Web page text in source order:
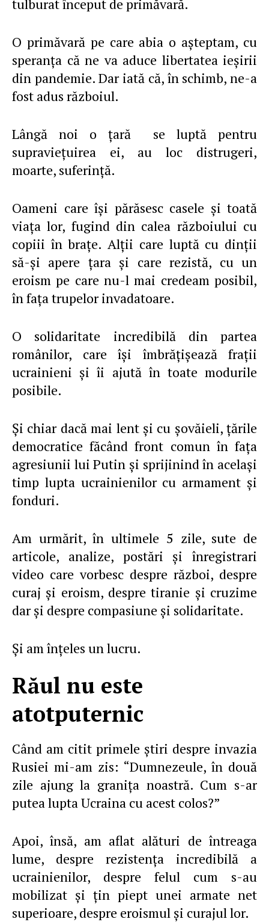
tulburat început de primăvară.
O primăvară pe care abia o aşteptam, cu
speranţa că ne va aduce libertatea ieşirii
din pandemie. Dar iată că, în schimb, ne-a
fost adus războiul.
Lângă noi o ţară se luptă pentru
supravieţuirea ei, au loc distrugeri,
moarte, suferinţă.
Oameni care îşi părăsesc casele şi toată
viaţa lor, fugind din calea războiului cu
copiii în braţe. Alţii care luptă cu dinţii
să-şi apere ţara şi care rezistă, cu un
eroism pe care nu-l mai credeam posibil,
în faţa trupelor invadatoare.
O solidaritate incredibilă din partea
românilor, care îşi îmbrăţişează fraţii
ucrainieni şi îi ajută în toate modurile
posibile.
Şi chiar dacă mai lent şi cu şovăieli, ţările
democratice făcând front comun în faţa
agresiunii lui Putin şi sprijinind în acelaşi
timp lupta ucrainienilor cu armament şi
fonduri.
Am urmărit, în ultimele 5 zile, sute de
articole, analize, postări şi înregistrari
video care vorbesc despre război, despre
curaj şi eroism, despre tiranie şi cruzime
dar şi despre compasiune şi solidaritate.
Şi am înţeles un lucru.
Răul nu este
atotputernic
Când am citit primele ştiri despre invazia
Rusiei mi-am zis: “Dumnezeule, în două
zile ajung la graniţa noastră. Cum s-ar
putea lupta Ucraina cu acest colos?”
Apoi, însă, am aflat alături de întreaga
lume, despre rezistenţa incredibilă a
ucrainienilor, despre felul cum s-au
mobilizat şi ţin piept unei armate net
superioare, despre eroismul şi curajul lor.